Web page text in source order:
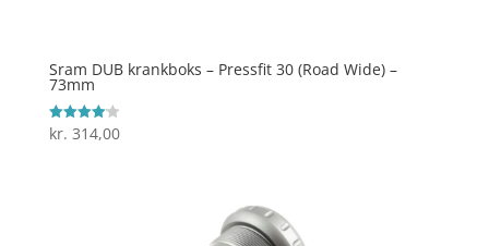
Sram DUB krankboks – Pressfit 30 (Road Wide) –
73mm
Vurderet
4.1
kr. 314,00